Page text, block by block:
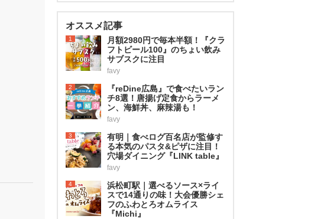
オススメ記事
1
月額2980円で毎本半額！『クラ
フトビール100』のちょい飲み
サブスクに注目
favy
2
『reDine広島』で食べたいラン
チ8選！唐揚げ定食からラーメ
ン、海鮮丼、麻辣湯も！
favy
3
有明｜食べログ百名店が監修す
る本気のパスタ&ピザに注目！
穴場ダイニング『LINK table』
favy
4
浜松町駅｜選べるソース×ライ
スで14通りの味！大会優勝シェ
フのふわとろオムライス
『Michi』